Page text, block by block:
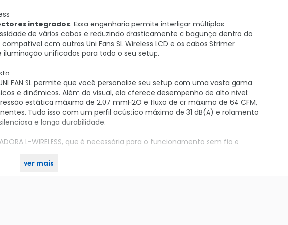
integrados. Essa engenharia permite interligar múltiplas
de vários cabos e reduzindo drasticamente a bagunça dentro do
com outras Uni Fans SL Wireless LCD e os cabos Strimer
unificados para todo o seu setup.
FAN SL permite que você personalize seu setup com uma vasta gama
e dinâmicos. Além do visual, ela oferece desempenho de alto nível:
estática máxima de 2.07 mmH2O e fluxo de ar máximo de 64 CFM,
Tudo isso com um perfil acústico máximo de 31 dB(A) e rolamento
e longa durabilidade.
L-WIRELESS, que é necessária para o funcionamento sem fio e
ver mais